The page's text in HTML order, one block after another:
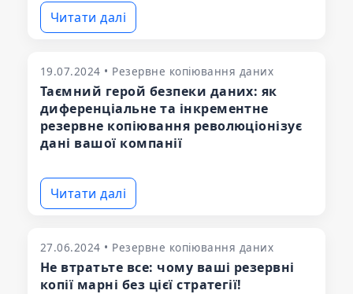
Читати далі
19.07.2024 • Резервне копіювання даних
Таємний герой безпеки даних: як
диференціальне та інкрементне
резервне копіювання революціонізує
дані вашої компанії
Читати далі
27.06.2024 • Резервне копіювання даних
Не втратьте все: чому ваші резервні
копії марні без цієї стратегії!